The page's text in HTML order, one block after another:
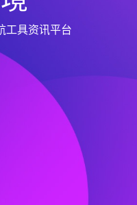
工具资讯平台